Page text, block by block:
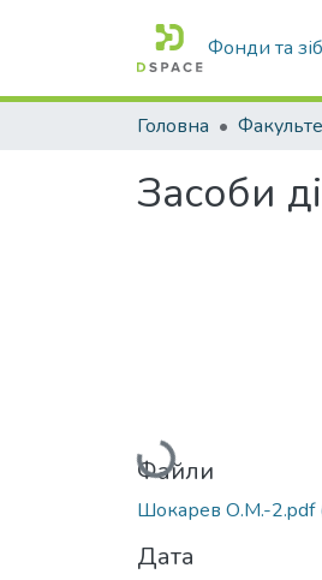
Фонди та
Головна
Засоби
Вантажиться...
Файли
Шокарев О.М.-2.pdf
Дата